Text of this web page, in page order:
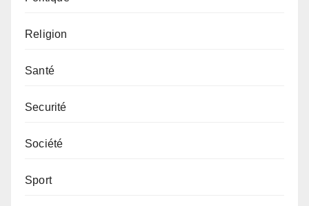
Religion
Santé
Securité
Société
Sport